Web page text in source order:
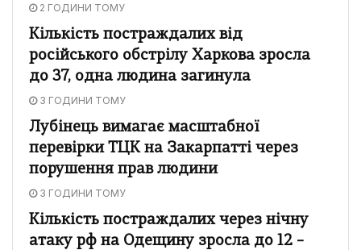
2 ГОДИНИ ТОМУ
Кількість постраждалих від
російського обстрілу Харкова зросла
до 37, одна людина загинула
3 ГОДИНИ ТОМУ
Лубінець вимагає масштабної
перевірки ТЦК на Закарпатті через
порушення прав людини
3 ГОДИНИ ТОМУ
Кількість постраждалих через нічну
атаку рф на Одещину зросла до 12 –